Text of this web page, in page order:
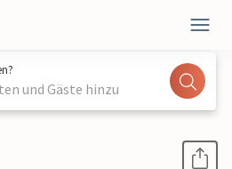
und Gäste hinzu